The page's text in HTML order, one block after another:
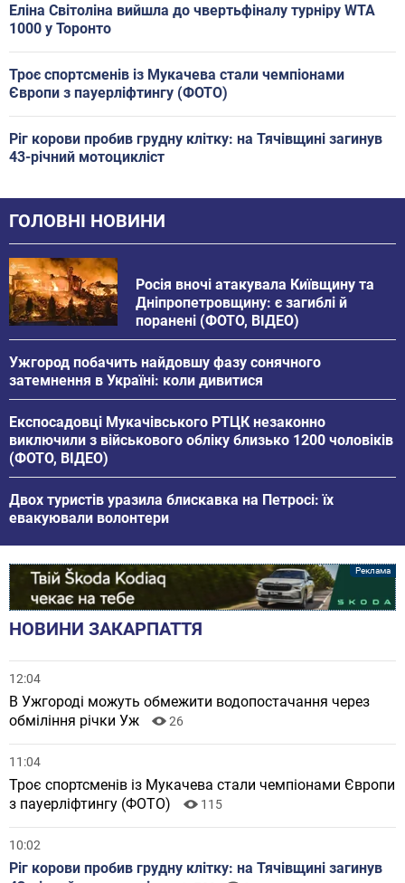
НОВИНИ ЗАКАРПАТТЯ
12:04
В Ужгороді можуть обмежити водопостачання через
обміління річки Уж
26
11:04
Троє спортсменів із Мукачева стали чемпіонами Європи
з пауерліфтингу (ФОТО)
115
10:02
Ріг корови пробив грудну клітку: на Тячівщині загинув
ГОЛОВНІ НОВИНИ
Росія вночі атакувала Київщину та
Дніпропетровщину: є загиблі й
поранені (ФОТО, ВІДЕО)
Ужгород побачить найдовшу фазу сонячного
затемнення в Україні: коли дивитися
Експосадовці Мукачівського РТЦК незаконно
виключили з військового обліку близько 1200 чоловіків
(ФОТО, ВІДЕО)
Двох туристів уразила блискавка на Петросі: їх
евакуювали волонтери
Еліна Світоліна вийшла до чвертьфіналу турніру WTA
1000 у Торонто
Троє спортсменів із Мукачева стали чемпіонами
Європи з пауерліфтингу (ФОТО)
Ріг корови пробив грудну клітку: на Тячівщині загинув
43-річний мотоцикліст